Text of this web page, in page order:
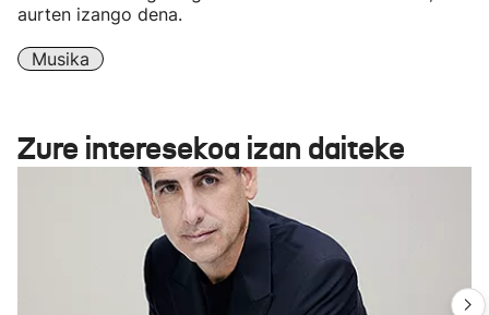
aurten izango dena.
Musika
Zure interesekoa izan daiteke